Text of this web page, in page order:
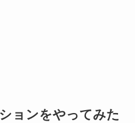
ョンをやってみた